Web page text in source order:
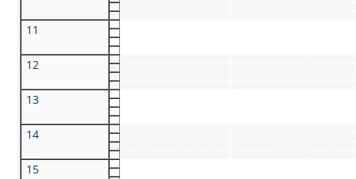
11
12
13
14
15